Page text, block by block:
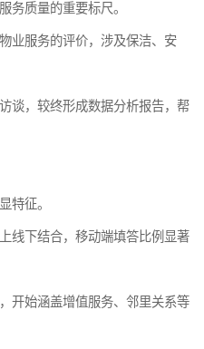
务质量的重要标尺。
业服务的评价，涉及保洁、安
谈，较终形成数据分析报告，帮
特征。
线下结合，移动端填答比例显著
开始涵盖增值服务、邻里关系等
汽车行业满意度